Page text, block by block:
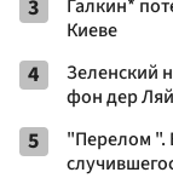
3
Галкин*
Киеве
4
Зеленский
фон дер
5
"Перелом ".